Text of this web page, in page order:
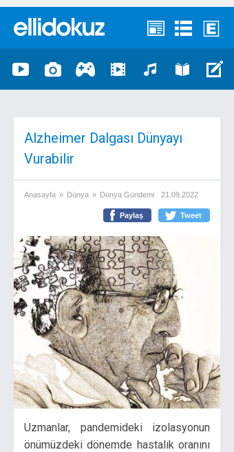
Alzheimer Dalgası Dünyayı
Vurabilir
Anasayfa » Dünya » Dünya Gündemi 21.09.2022
Paylaş Tweet
Uzmanlar, pandemideki izolasyonun
önümüzdeki dönemde hastalık oranını